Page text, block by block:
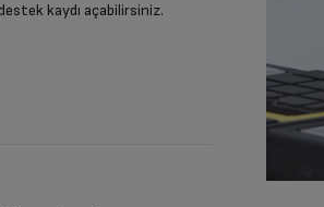
kaydı açabilirsiniz.